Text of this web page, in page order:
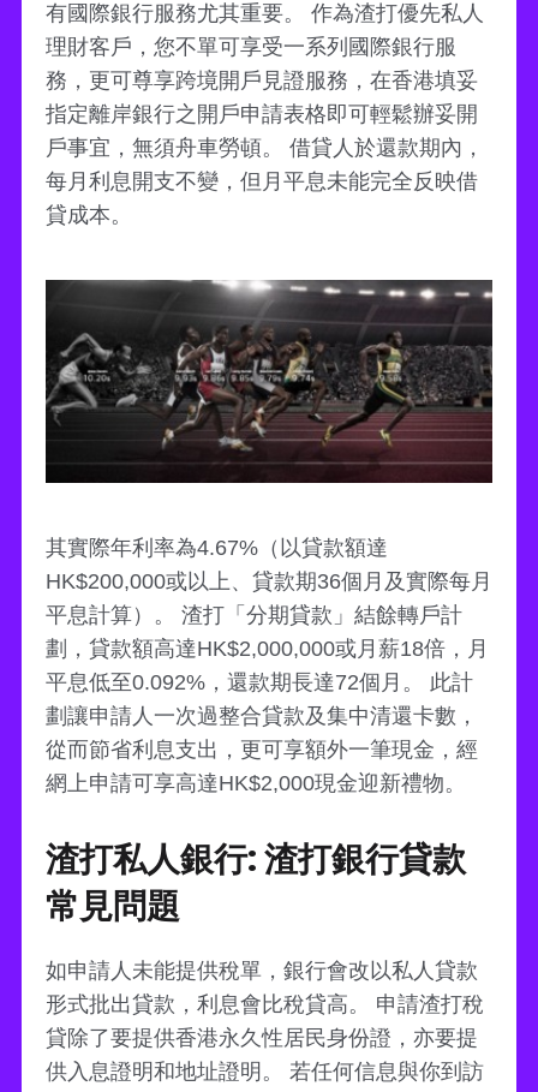
有國際銀行服務尤其重要。 作為渣打優先私人
理財客戶，您不單可享受一系列國際銀行服
務，更可尊享跨境開戶見證服務，在香港填妥
指定離岸銀行之開戶申請表格即可輕鬆辦妥開
戶事宜，無須舟車勞頓。 借貸人於還款期內，
每月利息開支不變，但月平息未能完全反映借
貸成本。
其實際年利率為4.67%（以貸款額達
HK$200,000或以上、貸款期36個月及實際每月
平息計算）。 渣打「分期貸款」結餘轉戶計
劃，貸款額高達HK$2,000,000或月薪18倍，月
平息低至0.092%，還款期長達72個月。 此計
劃讓申請人一次過整合貸款及集中清還卡數，
從而節省利息支出，更可享額外一筆現金，經
網上申請可享高達HK$2,000現金迎新禮物。
渣打私人銀行: 渣打銀行貸款
常見問題
如申請人未能提供稅單，銀行會改以私人貸款
形式批出貸款，利息會比稅貸高。 申請渣打稅
貸除了要提供香港永久性居民身份證，亦要提
供入息證明和地址證明。 若任何信息與你到訪